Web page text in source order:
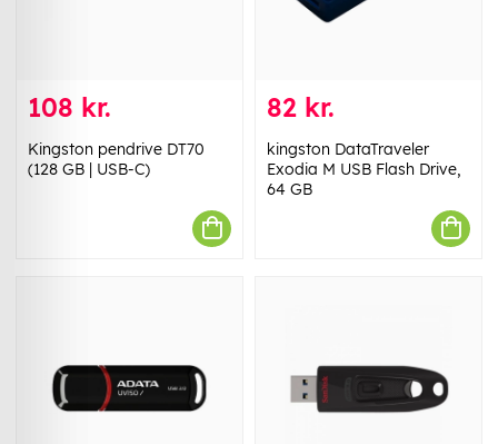
108 kr.
Kingston pendrive DT70
(128 GB | USB-C)
82 kr.
kingston DataTraveler
Exodia M USB Flash Drive,
64 GB